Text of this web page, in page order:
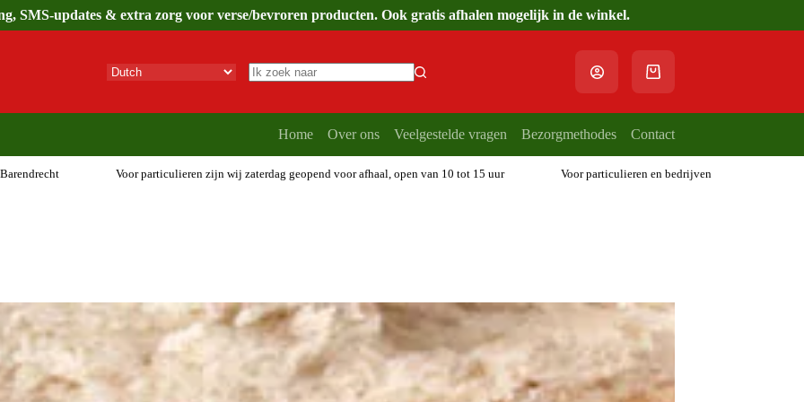
SMS-updates & extra zorg voor verse/bevroren producten. Ook gratis afhalen mogelijk in de winkel.
Winkelwagen
Home Over ons Veelgestelde vragen Bezorgmethodes Contact
Voor particulieren zijn wij zaterdag geopend voor afhaal, open van 10 tot 15 uur Voor particulieren en bedrijven